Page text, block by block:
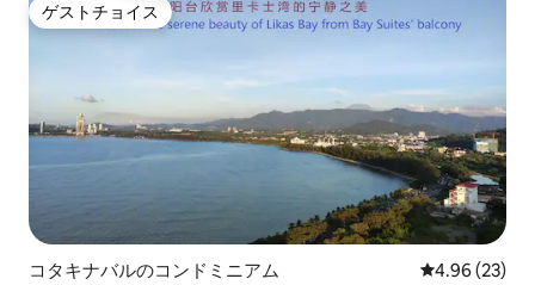
ゲストチョイス
ゲストチョイス
コタキナバルのコンドミニアム レビュー23
4.96 (23)